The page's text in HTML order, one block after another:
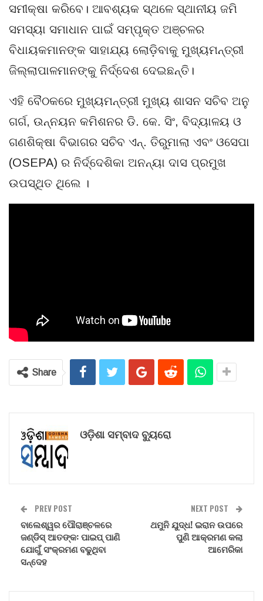
ସମୀକ୍ଷା କରିବେ। ଆବଶ୍ୟକ ସ୍ଥଳେ ସ୍ଥାନୀୟ ଜମି
ସମସ୍ୟା ସମାଧାନ ପାଇଁ ସମ୍ପୃକ୍ତ ଅଞ୍ଚଳର
ବିଧାୟକମାନଙ୍କ ସାହାଯ୍ୟ ଲୋଡ଼ିବାକୁ ମୁଖ୍ୟମନ୍ତ୍ରୀ
ଜିଲ୍ଲାପାଳମାନଙ୍କୁ ନିର୍ଦ୍ଦେଶ ଦେଇଛନ୍ତି।
ଏହି ବୈଠକରେ ମୁଖ୍ୟମନ୍ତ୍ରୀ ମୁଖ୍ୟ ଶାସନ ସଚିବ ଅନୁ
ଗର୍ଗ, ଉନ୍ନୟନ କମିଶନର ଡି. କେ. ସିଂ, ବିଦ୍ୟାଳୟ ଓ
ଗଣଶିକ୍ଷା ବିଭାଗର ସଚିବ ଏନ୍. ତିରୁମାଲା ଏବଂ ଓସେପା
(OSEPA) ର ନିର୍ଦ୍ଦେଶିକା ଅନନ୍ୟା ଦାସ ପ୍ରମୁଖ
ଉପସ୍ଥିତ ଥିଲେ ।
Share
ଓଡ଼ିଶା ସମ୍ବାଦ ବ୍ୟୁରୋ
PREV POST
ବାଲେଶ୍ୱର ପୌରାଞ୍ଚଳରେ
ଜଣ୍ଡିସ୍ ଆତଙ୍କ: ପାଇପ୍ ପାଣି
ଯୋଗୁଁ ସଂକ୍ରମଣ ବଢୁଥିବା
ସନ୍ଦେହ
NEXT POST
ଥମୁନି ଯୁଦ୍ଧ! ଇରାନ ଉପରେ
ପୁଣି ଆକ୍ରମଣ କଲା
ଆମେରିକା